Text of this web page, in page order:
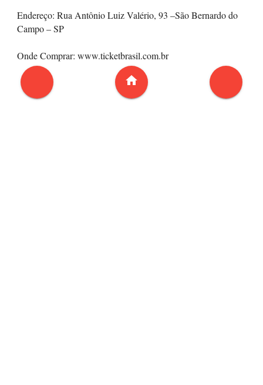
Endereço: Rua Antônio Luiz Valério, 93 –São Bernardo do
Campo – SP
Onde Comprar: www.ticketbrasil.com.br